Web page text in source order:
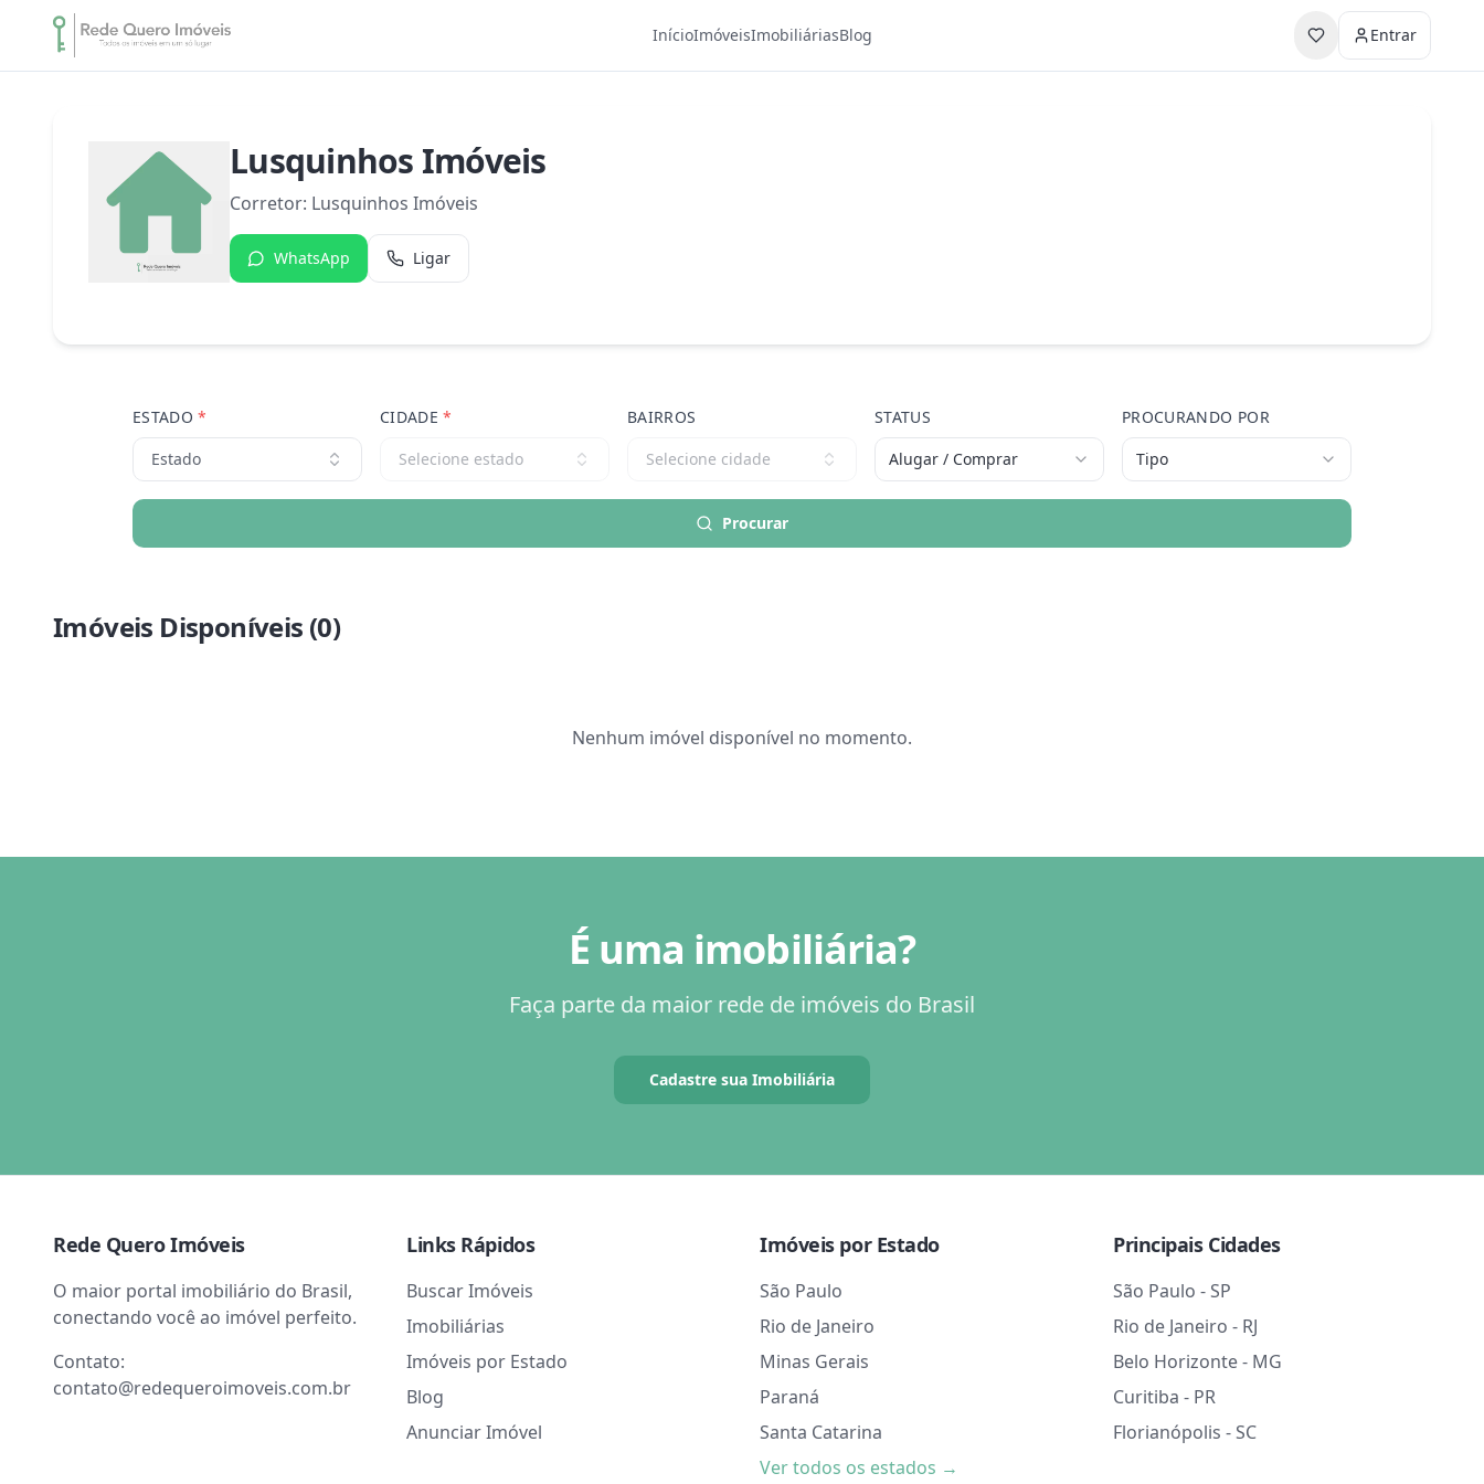
InícioImóveisImobiliáriasBlog Entrar
Lusquinhos Imóveis
Corretor: Lusquinhos Imóveis
WhatsApp Ligar
ESTADO*
Estado
CIDADE*
Selecione estado
BAIRROS
Selecione cidade
STATUS
Alugar / Comprar
PROCURANDO POR
Tipo
Procurar
Imóveis Disponíveis (0)
Nenhum imóvel disponível no momento.
É uma imobiliária?
Faça parte da maior rede de imóveis do Brasil
Cadastre sua Imobiliária
Rede Quero Imóveis
O maior portal imobiliário do Brasil,
conectando você ao imóvel perfeito.
Contato:
contato@redequeroimoveis.com.br
Links Rápidos
Buscar Imóveis
Imobiliárias
Imóveis por Estado
Blog
Anunciar Imóvel
Imóveis por Estado
São Paulo
Rio de Janeiro
Minas Gerais
Paraná
Santa Catarina
Ver todos os estados →
Principais Cidades
São Paulo - SP
Rio de Janeiro - RJ
Belo Horizonte - MG
Curitiba - PR
Florianópolis - SC